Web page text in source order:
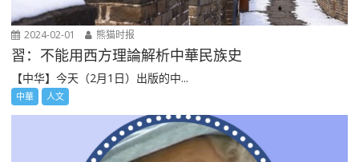
2024-02-01 熊猫时报
習：不能用西方理論解析中華民族史
【中华】今天（2月1日）出版的中...
中華 人文